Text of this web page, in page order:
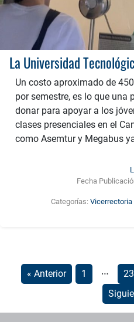
Un costo aproximado de
por semestre, es lo que una
donar para apoyar a los
clases presenciales en el
como Asemtur y Megabus
Fecha
Categorías:Vicerrectoria
« Anterior 1 … 23